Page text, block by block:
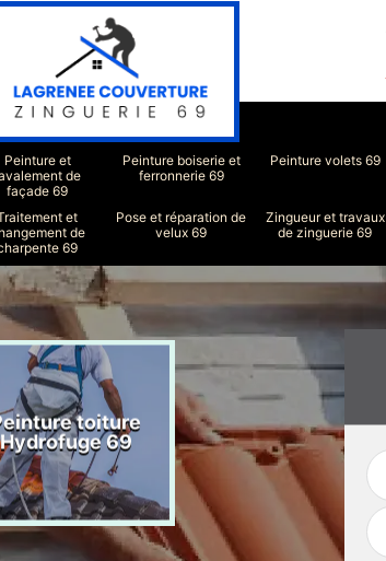
Peinture et
de
façade 69
Peinture boiserie et
ferronnerie 69
Peinture volets 69
et
de
69
Pose et réparation de
velux 69
Zingueur et travaux
de zinguerie 69
toiture
Hydrofuge 69
Réparation toiture
69